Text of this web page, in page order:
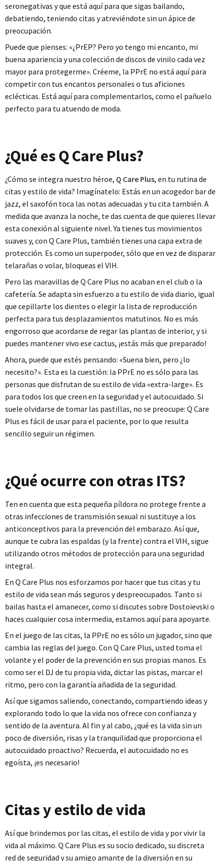
seronegativas y que está aquí para que sigas bailando,
debatiendo, teniendo citas y atreviéndote sin un ápice de
preocupación.
Puede que pienses: «¿PrEP? Pero yo tengo mi encanto, mi
buena apariencia y una colección de discos de vinilo cada vez
mayor para protegerme». Créeme, la PPrE no está aquí para
competir con tus encantos personales o tus aficiones
eclécticas. Está aquí para complementarlos, como el pañuelo
perfecto para tu atuendo de moda.
¿Qué es Q Care Plus?
¿Cómo se integra nuestro héroe, Q Care Plus, en tu rutina de
citas y estilo de vida? Imagínatelo: Estás en un acogedor bar de
jazz, el saxofón toca las notas adecuadas y tu cita también. A
medida que avanza la noche, te das cuenta de que quieres llevar
esta conexión al siguiente nivel. Ya tienes tus movimientos
suaves y, con Q Care Plus, también tienes una capa extra de
protección. Es como un superpoder, sólo que en vez de disparar
telarañas o volar, bloqueas el VIH.
Pero las maravillas de Q Care Plus no acaban en el club o la
cafetería. Se adapta sin esfuerzo a tu estilo de vida diario, igual
que cepillarte los dientes o elegir la lista de reproducción
perfecta para tus desplazamientos matutinos. No es más
engorroso que acordarse de regar las plantas de interior, y si
puedes mantener vivo ese cactus, ¡estás más que preparado!
Ahora, puede que estés pensando: «Suena bien, pero ¿lo
necesito?». Esta es la cuestión: la PPrE no es sólo para las
personas que disfrutan de su estilo de vida «extra-large». Es
para todos los que creen en la seguridad y el autocuidado. Si
suele olvidarse de tomar las pastillas, no se preocupe: Q Care
Plus es fácil de usar para el paciente, por lo que resulta
sencillo seguir un régimen.
¿Qué ocurre con otras ITS?
Ten en cuenta que esta pequeña píldora no protege frente a
otras infecciones de transmisión sexual ni sustituye a los
anticonceptivos para la prevención del embarazo. Así que,
aunque te cubra las espaldas (y la frente) contra el VIH, sigue
utilizando otros métodos de protección para una seguridad
integral.
En Q Care Plus nos esforzamos por hacer que tus citas y tu
estilo de vida sean más seguros y despreocupados. Tanto si
bailas hasta el amanecer, como si discutes sobre Dostoievski o
haces cualquier cosa intermedia, estamos aquí para apoyarte.
En el juego de las citas, la PPrE no es sólo un jugador, sino que
cambia las reglas del juego. Con Q Care Plus, usted toma el
volante y el poder de la prevención en sus propias manos. Es
como ser el DJ de tu propia vida, dictar las pistas, marcar el
ritmo, pero con la garantía añadida de la seguridad.
Así que sigamos saliendo, conectando, compartiendo ideas y
explorando todo lo que la vida nos ofrece con confianza y
sentido de la aventura. Al fin y al cabo, ¿qué es la vida sin un
poco de diversión, risas y la tranquilidad que proporciona el
autocuidado proactivo? Recuerda, el autocuidado no es
egoísta, ¡es necesario!
Citas y estilo de vida
Así que brindemos por las citas, el estilo de vida y por vivir la
vida al máximo. Q Care Plus es su socio dedicado, su discreta
red de seguridad y su amigo amante de la diversión en su